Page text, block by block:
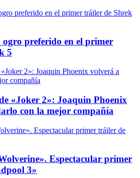
ogro preferido en el primer
5
«Joker 2»: Joaquin Phoenix
con la mejor compañía
Espectacular primer
3»